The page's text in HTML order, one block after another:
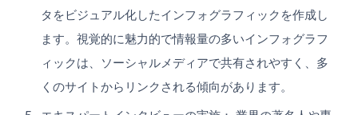
タをビジュアル化したインフォグラフィックを作成し
ます。視覚的に魅力的で情報量の多いインフォグラフ
ィックは、ソーシャルメディアで共有されやすく、多
くのサイトからリンクされる傾向があります。